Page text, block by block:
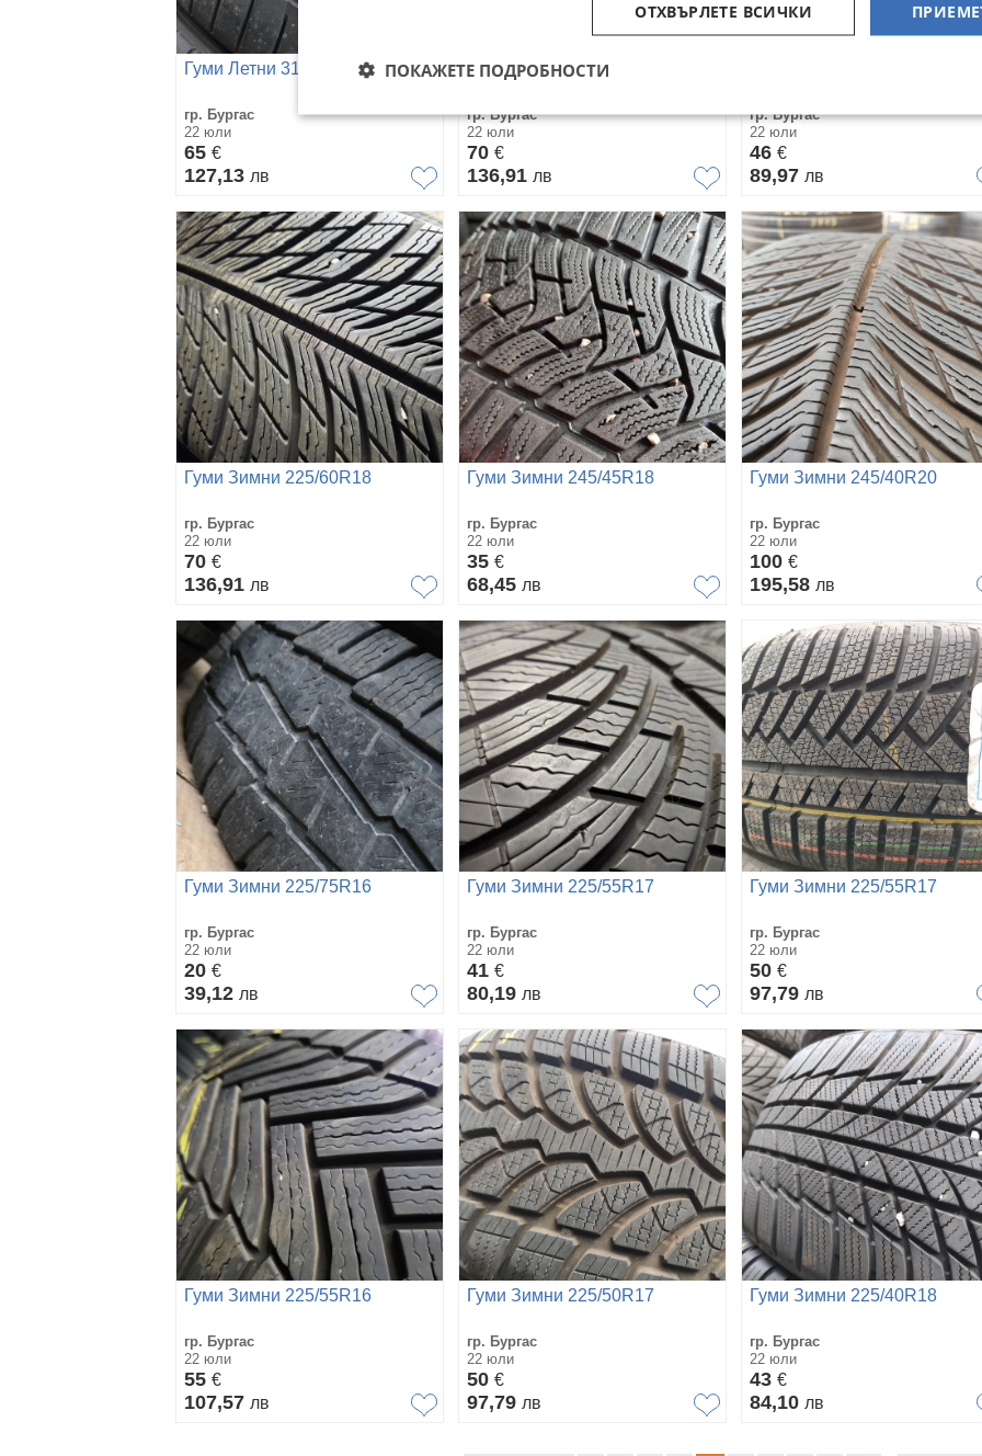
Гуми Летни 315/30R21
гр. Бургас
22 юли
65 €
127,13 лв
Гуми Летни 235/65R16
гр. Бургас
22 юли
70 €
136,91 лв
гр. Бургас
22 юли
46 €
89,97 лв
Гуми Зимни 225/60R18
гр. Бургас
22 юли
70 €
136,91 лв
Гуми Зимни 245/45R18
гр. Бургас
22 юли
35 €
68,45 лв
Гуми Зимни 245/40R20
гр. Бургас
22 юли
100 €
195,58 лв
Гуми Зимни 225/75R16
гр. Бургас
22 юли
20 €
39,12 лв
Гуми Зимни 225/55R17
гр. Бургас
22 юли
41 €
80,19 лв
Гуми Зимни 225/55R17
гр. Бургас
22 юли
50 €
97,79 лв
Гуми Зимни 225/55R16
гр. Бургас
22 юли
55 €
107,57 лв
Гуми Зимни 225/50R17
гр. Бургас
22 юли
50 €
97,79 лв
Гуми Зимни 225/40R18
гр. Бургас
22 юли
43 €
84,10 лв
ОТХВЪРЛЕТЕ ВСИЧКИ
ПОКАЖЕТЕ ПОДРОБНОСТИ